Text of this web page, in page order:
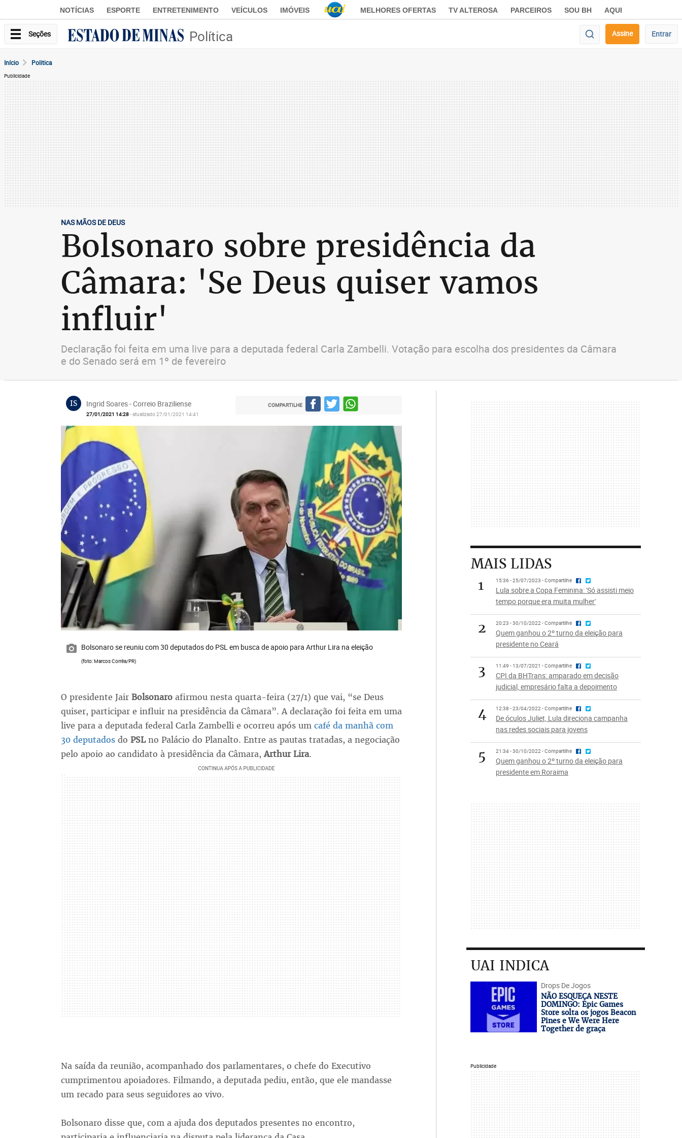
NOTÍCIAS ESPORTE ENTRETENIMENTO VEÍCULOS IMÓVEIS MELHORES OFERTAS TV ALTEROSA PARCEIROS SOU BH AQUI
Seções Política Assine Entrar
Início Politica
Publicidade
NAS MÃOS DE DEUS
Bolsonaro sobre presidência da
Câmara: 'Se Deus quiser vamos
influir'
Declaração foi feita em uma live para a deputada federal Carla Zambelli. Votação para escolha dos presidentes da Câmara
e do Senado será em 1º de fevereiro
IS Ingrid Soares - Correio Braziliense
27/01/2021 14:28- atualizado 27/01/2021 14:41
COMPARTILHE
Bolsonaro se reuniu com 30 deputados do PSL em busca de apoio para Arthur Lira na eleição
(foto: Marcos Corrêa/PR)
O presidente Jair Bolsonaro afirmou nesta quarta-feira (27/1) que vai, “se Deus
quiser, participar e influir na presidência da Câmara”. A declaração foi feita em uma
live para a deputada federal Carla Zambelli e ocorreu após um café da manhã com
30 deputadosdo PSLno Palácio do Planalto. Entre as pautas tratadas, a negociação
pelo apoio ao candidato à presidência da Câmara,Arthur Lira.
Na saída da reunião, acompanhado dos parlamentares, o chefe do Executivo
cumprimentou apoiadores. Filmando, a deputada pediu, então, que ele mandasse
um recado para seus seguidores ao vivo.
Bolsonaro disse que, com a ajuda dos deputados presentes no encontro,
MAIS LIDAS
1
15:36 - 25/07/2023 - Compartilhe
Lula sobre a Copa Feminina: 'Só assisti meio
tempo porque era muita mulher'
2 20:23 - 30/10/2022 - Compartilhe
Quem ganhou o 2º turno da eleição para
presidente no Ceará
3 11:49 - 13/07/2021 - Compartilhe
CPI da BHTrans: amparado em decisão
judicial, empresário falta a depoimento
4 12:38 - 23/04/2022 - Compartilhe
De óculos Juliet, Lula direciona campanha
nas redes sociais para jovens
5 21:34 - 30/10/2022 - Compartilhe
Quem ganhou o 2º turno da eleição para
presidente em Roraima
UAI INDICA
Drops De Jogos
NÃO ESQUEÇA NESTE
DOMINGO: Epic Games
Store solta os jogos Beacon
Pines e We Were Here
Together de graça
Publicidade